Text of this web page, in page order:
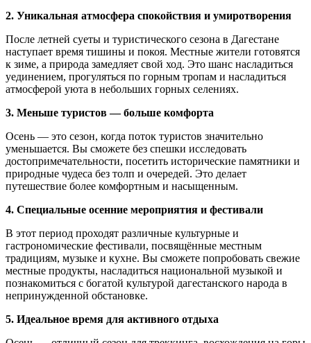
2. Уникальная атмосфера спокойствия и умиротворения
После летней суеты и туристического сезона в Дагестане
наступает время тишины и покоя. Местные жители готовятся
к зиме, а природа замедляет свой ход. Это шанс насладиться
уединением, прогуляться по горным тропам и насладиться
атмосферой уюта в небольших горных селениях.
3. Меньше туристов — больше комфорта
Осень — это сезон, когда поток туристов значительно
уменьшается. Вы сможете без спешки исследовать
достопримечательности, посетить исторические памятники и
природные чудеса без толп и очередей. Это делает
путешествие более комфортным и насыщенным.
4. Специальные осенние мероприятия и фестивали
В этот период проходят различные культурные и
гастрономические фестивали, посвящённые местным
традициям, музыке и кухне. Вы сможете попробовать свежие
местные продукты, насладиться национальной музыкой и
познакомиться с богатой культурой дагестанского народа в
непринужденной обстановке.
5. Идеальное время для активного отдыха